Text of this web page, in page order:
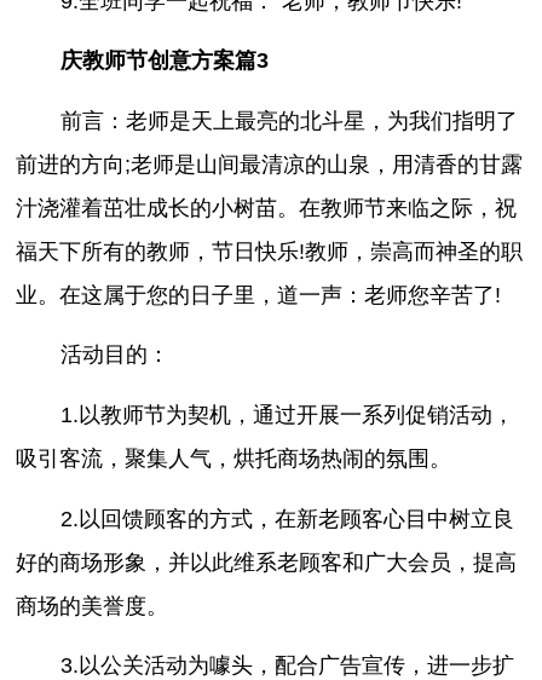
庆教师节创意方案篇3
前言：老师是天上最亮的北斗星，为我们指明了
前进的方向;老师是山间最清凉的山泉，用清香的甘露
汁浇灌着茁壮成长的小树苗。在教师节来临之际，祝
福天下所有的教师，节日快乐!教师，崇高而神圣的职
业。在这属于您的日子里，道一声：老师您辛苦了!
活动目的：
1.以教师节为契机，通过开展一系列促销活动，
吸引客流，聚集人气，烘托商场热闹的氛围。
2.以回馈顾客的方式，在新老顾客心目中树立良
好的商场形象，并以此维系老顾客和广大会员，提高
商场的美誉度。
3.以公关活动为噱头，配合广告宣传，进一步扩